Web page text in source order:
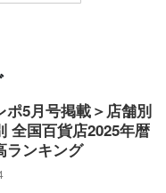
ポ5月号掲載＞店舗別
全国百貨店2025年暦
ランキング